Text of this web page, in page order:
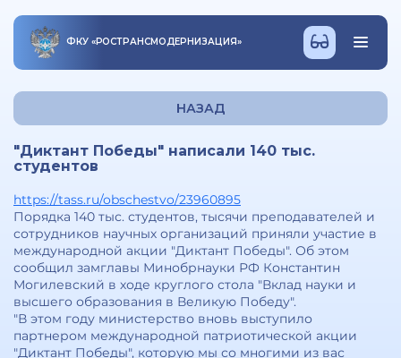
ФКУ «РОСТРАНСМОДЕРНИЗАЦИЯ»
НАЗАД
"Диктант Победы" написали 140 тыс.
студентов
https://tass.ru/obschestvo/23960895
Порядка 140 тыс. студентов, тысячи преподавателей и
сотрудников научных организаций приняли участие в
международной акции "Диктант Победы". Об этом
сообщил замглавы Минобрнауки РФ Константин
Могилевский в ходе круглого стола "Вклад науки и
высшего образования в Великую Победу".
"В этом году министерство вновь выступило
партнером международной патриотической акции
"Диктант Победы", которую мы со многими из вас